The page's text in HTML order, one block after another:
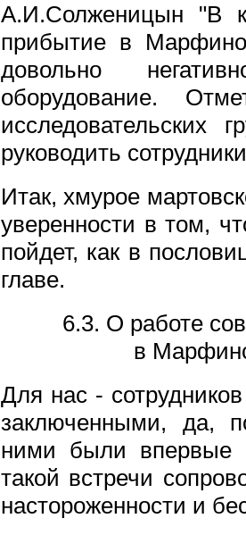
А.И.Солженицын "В
прибытие в
довольно
оборудование.
исследовательских
руководить
Итак, хмурое
уверенности в том,
пойдет, как в
главе.
6.3. О работе
в
Для нас -
заключенными, да,
ними были впервые
такой встречи
настороженности и